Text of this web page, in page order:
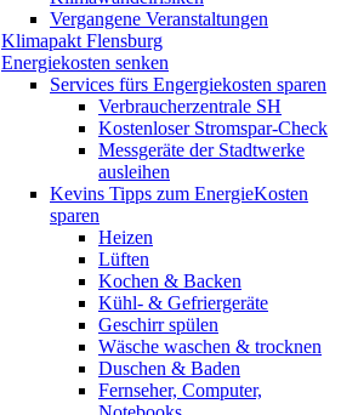
Vergangene Veranstaltungen
Klimapakt Flensburg
Energiekosten senken
Services fürs Engergiekosten sparen
Verbraucherzentrale SH
Kostenloser Stromspar-Check
Messgeräte der Stadtwerke
ausleihen
Kevins Tipps zum EnergieKosten
sparen
Heizen
Lüften
Kochen & Backen
Kühl- & Gefriergeräte
Geschirr spülen
Wäsche waschen & trocknen
Duschen & Baden
Fernseher, Computer,